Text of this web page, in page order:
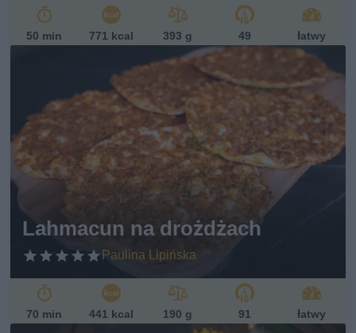
50 min 771 kcal 393 g 49 łatwy
Lahmacun na drożdżach
Paulina Lipińska
70 min 441 kcal 190 g 91 łatwy